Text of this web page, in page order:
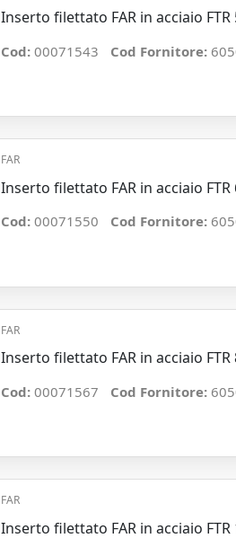
Inserto filettato FAR in acciaio
Cod: 00071543 Cod Fornitore:
FAR
Inserto filettato FAR in acciaio
Cod: 00071550 Cod Fornitore:
FAR
Inserto filettato FAR in acciaio FTR
Cod: 00071567 Cod Fornitore:
FAR
Inserto filettato FAR in acciaio FTR